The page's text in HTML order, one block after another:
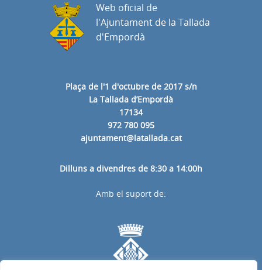
Plaça de l'1 d'octubre de 2017 s/n
La Tallada d’Empordà
17134
972 780 095
ajuntament@latallada.cat
Dilluns a divendres de 8:30 a 14:00h
Web oficial de
l'Ajuntament de la Tallada
d'Empordà
Amb el suport de: